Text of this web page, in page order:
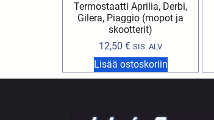
Termostaatti Aprilia, Derbi,
Gilera, Piaggio (mopot ja
skootterit)
12,50 € SIS. ALV
Lisää ostoskoriin